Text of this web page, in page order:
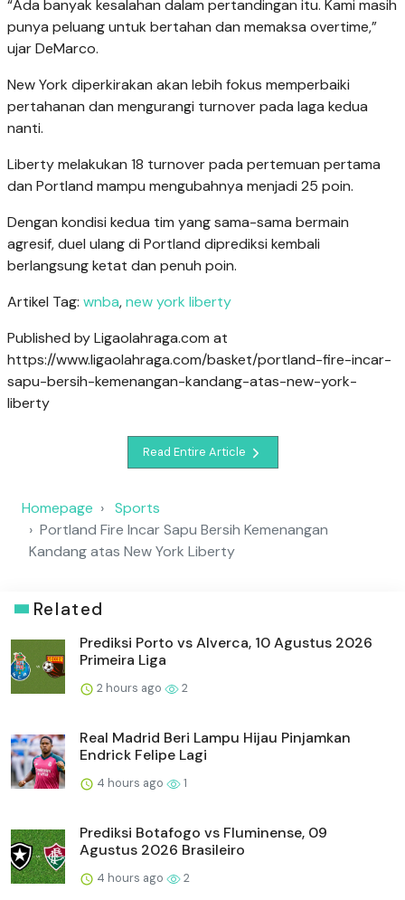
“Ada banyak kesalahan dalam pertandingan itu. Kami masih
punya peluang untuk bertahan dan memaksa overtime,”
ujar DeMarco.
New York diperkirakan akan lebih fokus memperbaiki
pertahanan dan mengurangi turnover pada laga kedua
nanti.
Liberty melakukan 18 turnover pada pertemuan pertama
dan Portland mampu mengubahnya menjadi 25 poin.
Dengan kondisi kedua tim yang sama-sama bermain
agresif, duel ulang di Portland diprediksi kembali
berlangsung ketat dan penuh poin.
Artikel Tag: wnba,new york liberty
Published by Ligaolahraga.com at
https://www.ligaolahraga.com/basket/portland-fire-incar-
sapu-bersih-kemenangan-kandang-atas-new-york-
liberty
Read Entire Article
Homepage
Sports
Portland Fire Incar Sapu Bersih Kemenangan
Kandang atas New York Liberty
Related
Prediksi Porto vs Alverca, 10 Agustus 2026
Primeira Liga
2 hours ago 2
Real Madrid Beri Lampu Hijau Pinjamkan
Endrick Felipe Lagi
4 hours ago 1
Prediksi Botafogo vs Fluminense, 09
Agustus 2026 Brasileiro
4 hours ago 2